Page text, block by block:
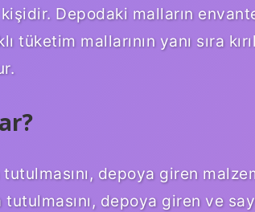
Depodaki malların
mallarının yanı sıra
tutulmasını, depoya giren
tutulmasını, depoya giren ve